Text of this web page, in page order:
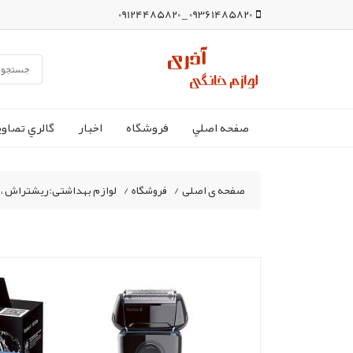
09361485820 _ 09124485820
صفحه اصلي فروشگاه اخبار گالري
صفحه ی اصلی/ فروشگاه/ لوازم بهداشتی:ریشتراش